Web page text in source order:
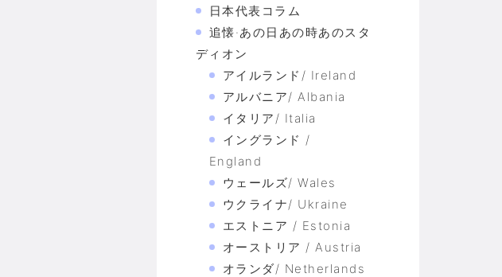
日本代表コラム
追懐·あの日あの時あのスタ
ディオン
アイルランド/ Ireland
アルバニア/ Albania
イタリア/ Italia
イングランド /
England
ウェールズ/ Wales
ウクライナ/ Ukraine
エストニア / Estonia
オーストリア / Austria
オランダ/ Netherlands